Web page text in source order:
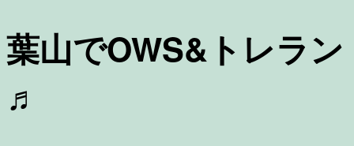
葉山でOWS&トレラン
♬